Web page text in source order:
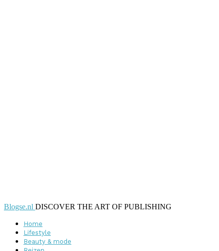
Blogse.nl DISCOVER THE ART OF PUBLISHING
Home
Lifestyle
Beauty & mode